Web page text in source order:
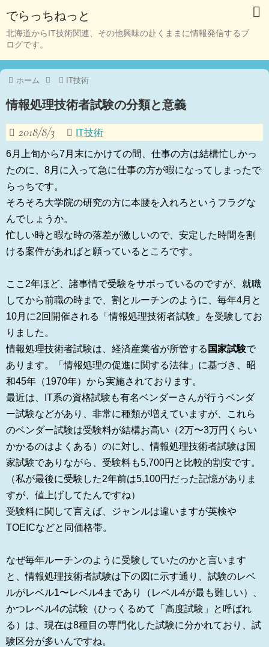
でらっちねっと
北海道からIT技術関連、その他興味の赴くままに情報発信するブ
ログです。
ホーム IT技術
情報処理技術者試験の分類と意義
2018/8/3 IT技術
6月上旬から7月末にかけての間、仕事の方は結構忙しかっ
たのに、8月に入って急に仕事の方が暇になってしまったで
らっちです。
そろそろ大学院の研究の方に本腰を入れろというフラグな
んでしょうか。
忙しい時と暇な時の落差が激しいので、安定した時間を割
ける案件があればと願っているところです。
ここ2年ほど、諸事情で受験をサボっているのですが、就職
してから前職の時まで、割とルーチンのように、毎年4月と
10月に2回開催される「情報処理技術者試験」を受験してお
りました。
情報処理技術者試験は、経済産業省が所管する 国家試験で
あります。「情報処理の促進に関する法律」に基づき、昭
和45年（1970年）から実施されております。
最近は、IT系の資格試験も有名ベンダーさんが行うベンダ
ー試験などがあり、非常に種類が増えていますが、これら
のベンダー試験は受験料が結構お高い（2万〜3万円くらい
かかるのはよくある）のに対し、情報処理技術者試験は国
家試験でありながら、受験料も5,700円と比較的割安です。
（私が最後に受験した2年前は5,100円だった記憶がありま
すが、値上げしてたんですね）
受験料に関して言えば、ジャンルは違いますが英検や
TOEICなどと同価格帯。
なぜ毎年ルーチンのように受験していたのかと言います
と、情報処理技術者試験は下の図に示す通り、試験のレベ
ルがレベル1〜レベル4まであり（レベル4が最も難しい）、
かつレベル4の試験（ひっくるめて「高度試験」と呼ばれ
る）は、現在は8種目の専門化した試験に分かれており、試
験区分が多いんですね。